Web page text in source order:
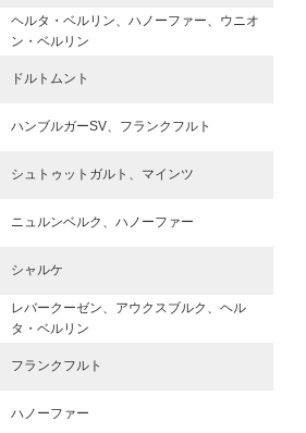
ヘルタ・ベルリン、ハノーファー、ウニオ
ン・ベルリン
ドルトムント
ハンブルガーSV、フランクフルト
シュトゥットガルト、マインツ
ニュルンベルク、ハノーファー
シャルケ
レバークーゼン、アウクスブルク、ヘル
タ・ベルリン
フランクフルト
ハノーファー